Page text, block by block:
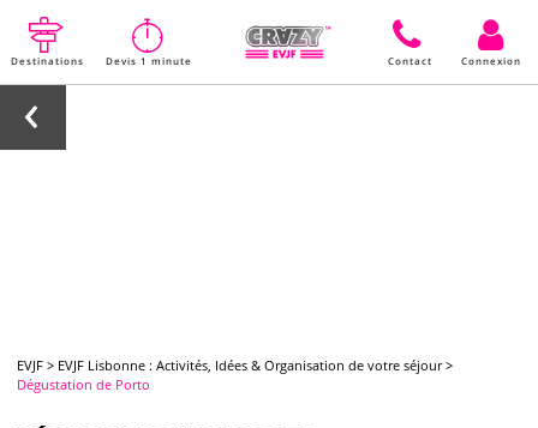
Destinations Devis 1 minute Contact Connexion
EVJF > EVJF Lisbonne : Activités, Idées & Organisation de votre séjour>
Dégustation de Porto